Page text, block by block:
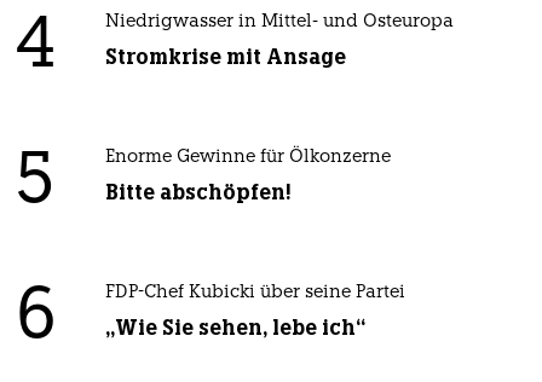
4 Niedrigwasser in Mittel- und Osteuropa
Stromkrise mit Ansage
5 Enorme Gewinne für Ölkonzerne
Bitte abschöpfen!
6 FDP-Chef Kubicki über seine Partei
„Wie Sie sehen, lebe ich“